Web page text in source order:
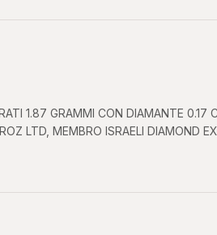
1.87 GRAMMI CON DIAMANTE 0.17
LTD, MEMBRO ISRAELI DIAMOND